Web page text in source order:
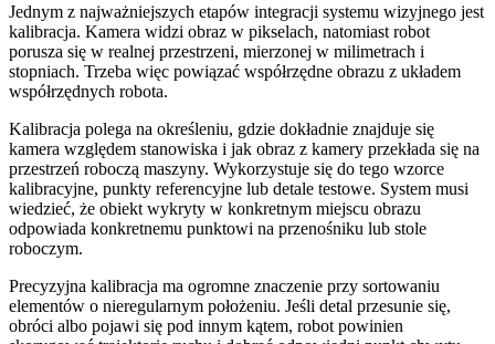
Jednym z najważniejszych etapów integracji systemu wizyjnego jest
kalibracja. Kamera widzi obraz w pikselach, natomiast robot
porusza się w realnej przestrzeni, mierzonej w milimetrach i
stopniach. Trzeba więc powiązać współrzędne obrazu z układem
współrzędnych robota.
Kalibracja polega na określeniu, gdzie dokładnie znajduje się
kamera względem stanowiska i jak obraz z kamery przekłada się na
przestrzeń roboczą maszyny. Wykorzystuje się do tego wzorce
kalibracyjne, punkty referencyjne lub detale testowe. System musi
wiedzieć, że obiekt wykryty w konkretnym miejscu obrazu
odpowiada konkretnemu punktowi na przenośniku lub stole
roboczym.
Precyzyjna kalibracja ma ogromne znaczenie przy sortowaniu
elementów o nieregularnym położeniu. Jeśli detal przesunie się,
obróci albo pojawi się pod innym kątem, robot powinien